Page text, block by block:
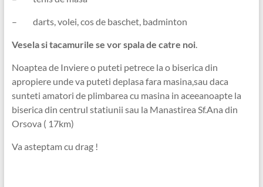
– darts, volei, cos de baschet, badminton
Vesela si tacamurile se vor spala de catre noi.
Noaptea de Inviere o puteti petrece la o biserica din
apropiere unde va puteti deplasa fara masina,sau daca
sunteti amatori de plimbarea cu masina in aceeanoapte la
biserica din centrul statiunii sau la Manastirea Sf.Ana din
Orsova ( 17km)
Va asteptam cu drag !